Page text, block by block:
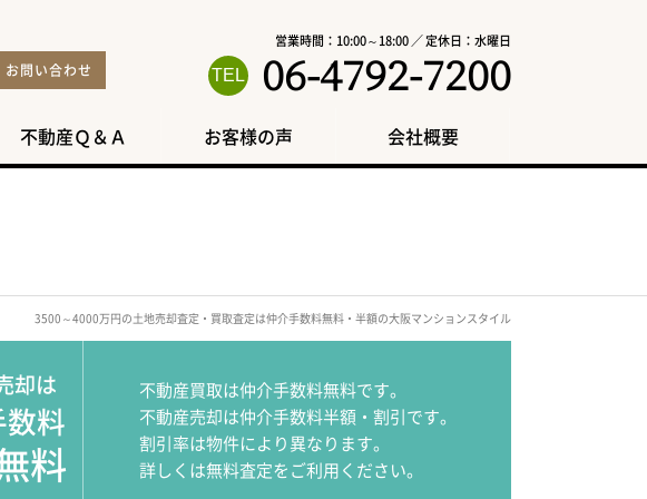
お問い合わせ
営業時間：10:00～18:00 ／ 定休日：水曜日
06-4792-7200
不動産Ｑ＆Ａ お客様の声 会社概要
3500～4000万円の土地売却査定・買取査定は仲介手数料無料・半額の大阪マンションスタイル
却は
料
料
不動産買取は仲介手数料無料です。
不動産売却は仲介手数料半額・割引です。
割引率は物件により異なります。
詳しくは無料査定をご利用ください。